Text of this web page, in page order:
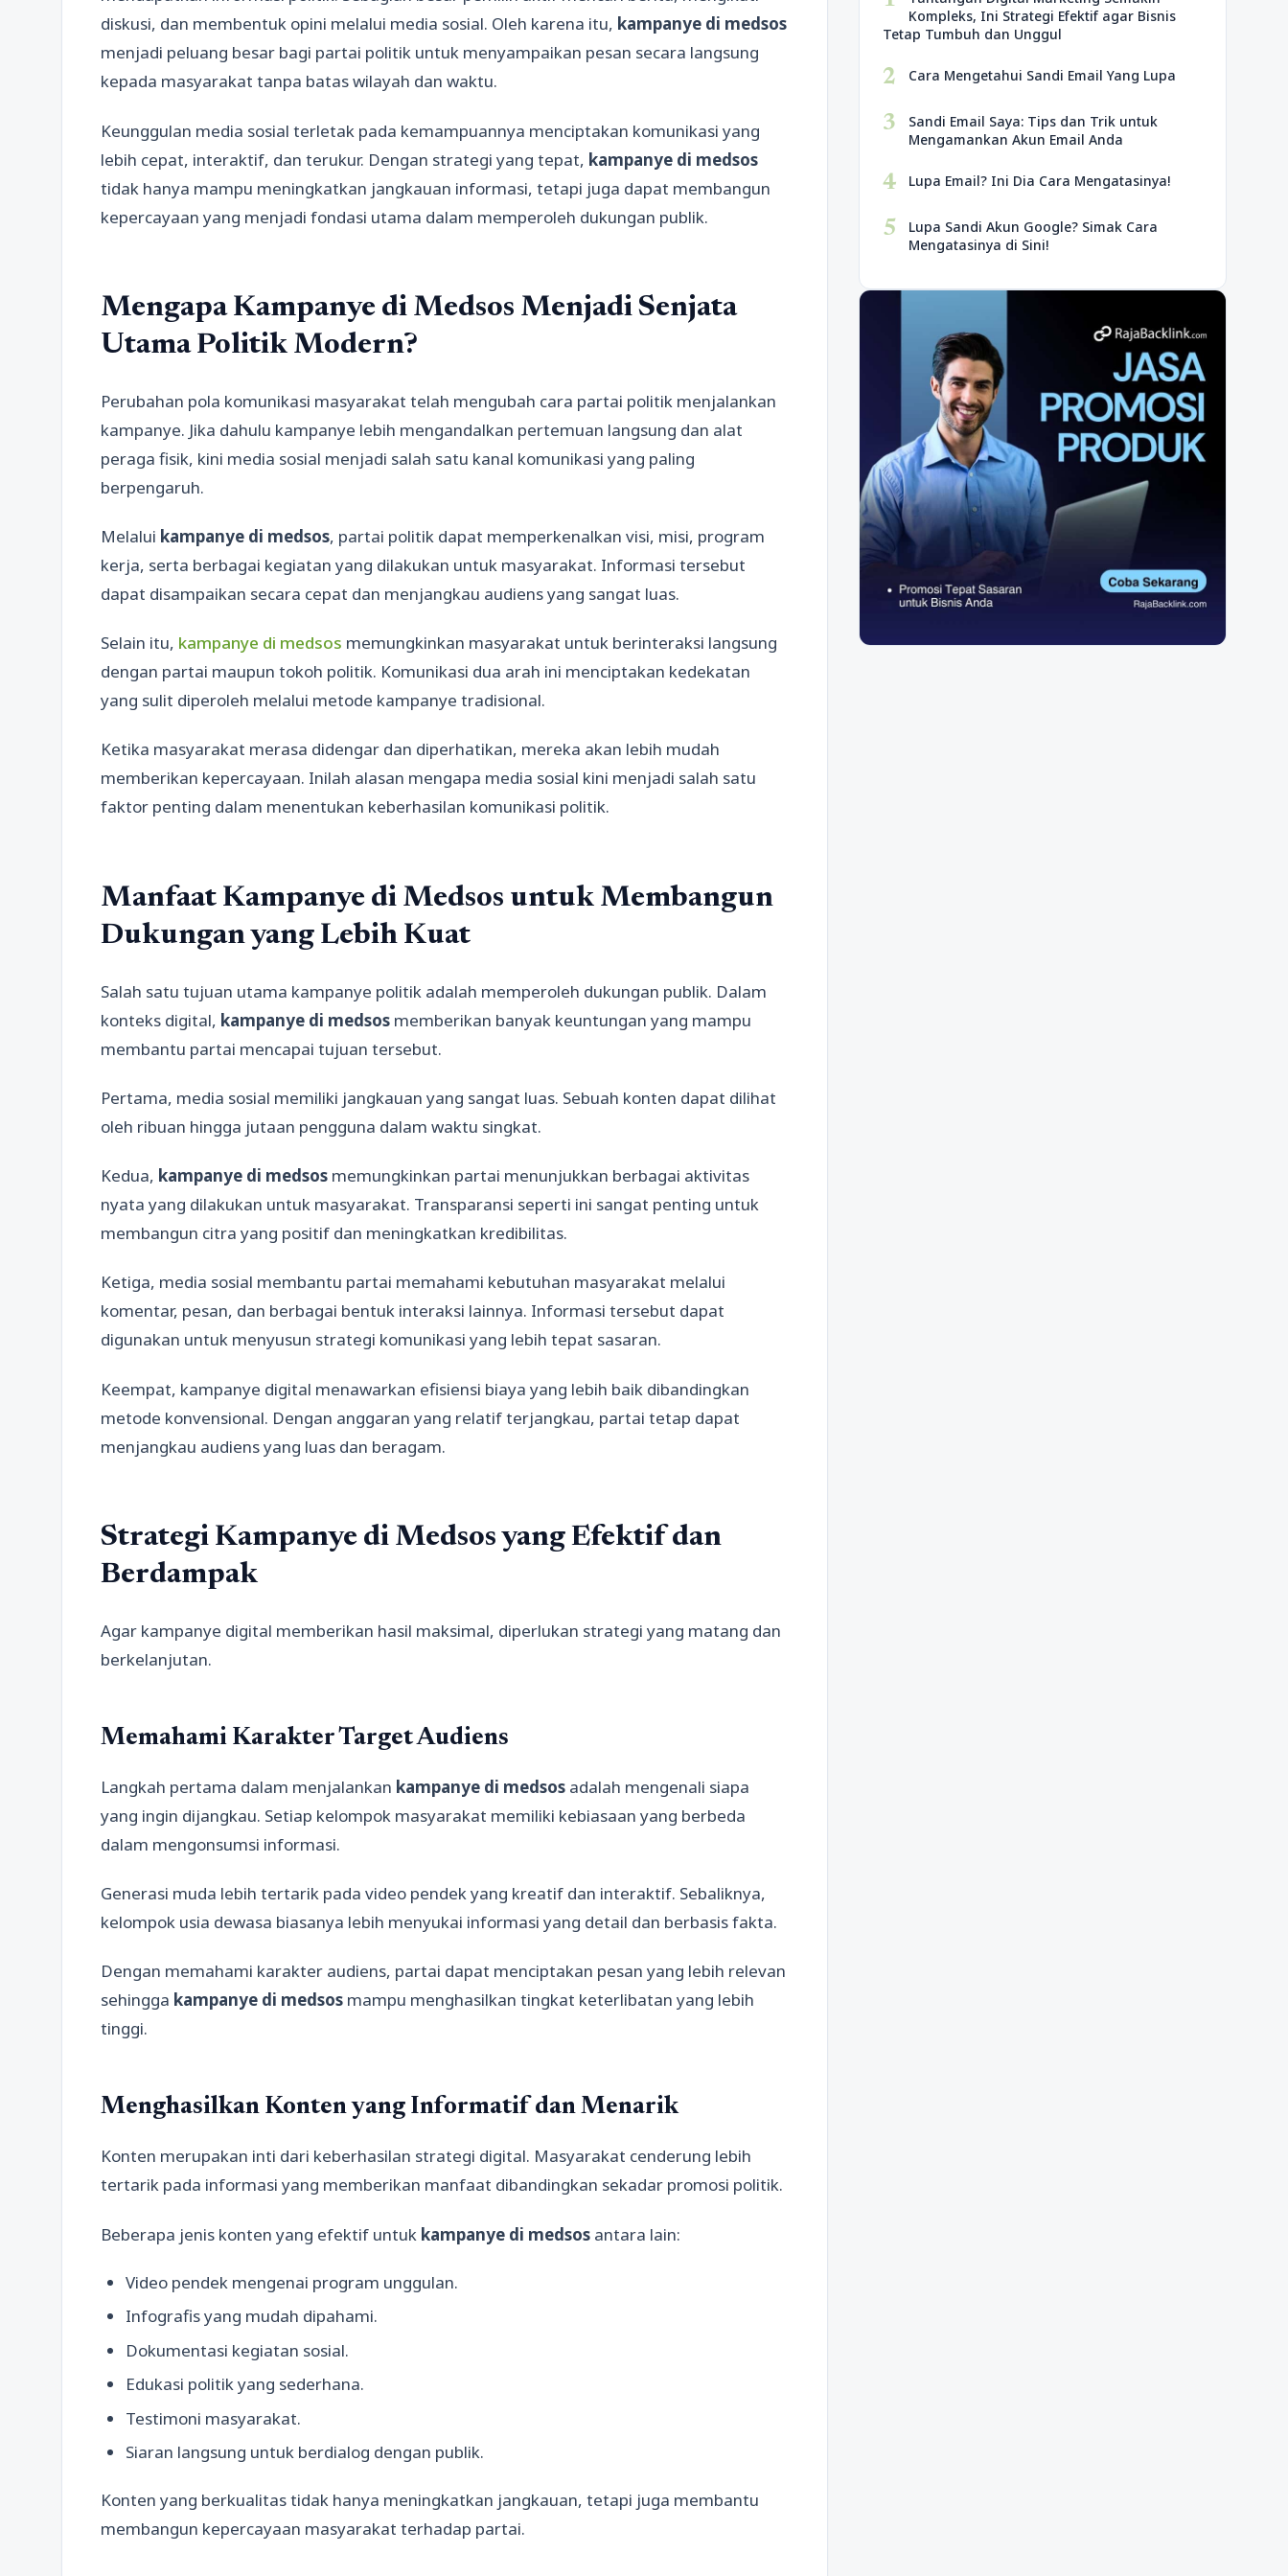
diskusi, dan membentuk opini melalui media sosial. Oleh karena itu, kampanye di medsos
menjadi peluang besar bagi partai politik untuk menyampaikan pesan secara langsung
kepada masyarakat tanpa batas wilayah dan waktu.
Keunggulan media sosial terletak pada kemampuannya menciptakan komunikasi yang
lebih cepat, interaktif, dan terukur. Dengan strategi yang tepat, kampanye di medsos
tidak hanya mampu meningkatkan jangkauan informasi, tetapi juga dapat membangun
kepercayaan yang menjadi fondasi utama dalam memperoleh dukungan publik.
Mengapa Kampanye di Medsos Menjadi Senjata
Utama Politik Modern?
Perubahan pola komunikasi masyarakat telah mengubah cara partai politik menjalankan
kampanye. Jika dahulu kampanye lebih mengandalkan pertemuan langsung dan alat
peraga fisik, kini media sosial menjadi salah satu kanal komunikasi yang paling
berpengaruh.
Melalui kampanye di medsos, partai politik dapat memperkenalkan visi, misi, program
kerja, serta berbagai kegiatan yang dilakukan untuk masyarakat. Informasi tersebut
dapat disampaikan secara cepat dan menjangkau audiens yang sangat luas.
Selain itu, kampanye di medsos memungkinkan masyarakat untuk berinteraksi langsung
dengan partai maupun tokoh politik. Komunikasi dua arah ini menciptakan kedekatan
yang sulit diperoleh melalui metode kampanye tradisional.
Ketika masyarakat merasa didengar dan diperhatikan, mereka akan lebih mudah
memberikan kepercayaan. Inilah alasan mengapa media sosial kini menjadi salah satu
faktor penting dalam menentukan keberhasilan komunikasi politik.
Manfaat Kampanye di Medsos untuk Membangun
Dukungan yang Lebih Kuat
Salah satu tujuan utama kampanye politik adalah memperoleh dukungan publik. Dalam
konteks digital, kampanye di medsos memberikan banyak keuntungan yang mampu
membantu partai mencapai tujuan tersebut.
Pertama, media sosial memiliki jangkauan yang sangat luas. Sebuah konten dapat dilihat
oleh ribuan hingga jutaan pengguna dalam waktu singkat.
Kedua, kampanye di medsos memungkinkan partai menunjukkan berbagai aktivitas
nyata yang dilakukan untuk masyarakat. Transparansi seperti ini sangat penting untuk
membangun citra yang positif dan meningkatkan kredibilitas.
Ketiga, media sosial membantu partai memahami kebutuhan masyarakat melalui
komentar, pesan, dan berbagai bentuk interaksi lainnya. Informasi tersebut dapat
digunakan untuk menyusun strategi komunikasi yang lebih tepat sasaran.
Keempat, kampanye digital menawarkan efisiensi biaya yang lebih baik dibandingkan
metode konvensional. Dengan anggaran yang relatif terjangkau, partai tetap dapat
menjangkau audiens yang luas dan beragam.
Strategi Kampanye di Medsos yang Efektif dan
Berdampak
Agar kampanye digital memberikan hasil maksimal, diperlukan strategi yang matang dan
berkelanjutan.
Memahami Karakter Target Audiens
Langkah pertama dalam menjalankan kampanye di medsos adalah mengenali siapa
yang ingin dijangkau. Setiap kelompok masyarakat memiliki kebiasaan yang berbeda
dalam mengonsumsi informasi.
Generasi muda lebih tertarik pada video pendek yang kreatif dan interaktif. Sebaliknya,
kelompok usia dewasa biasanya lebih menyukai informasi yang detail dan berbasis fakta.
Dengan memahami karakter audiens, partai dapat menciptakan pesan yang lebih relevan
sehingga kampanye di medsos mampu menghasilkan tingkat keterlibatan yang lebih
tinggi.
Menghasilkan Konten yang Informatif dan Menarik
Konten merupakan inti dari keberhasilan strategi digital. Masyarakat cenderung lebih
tertarik pada informasi yang memberikan manfaat dibandingkan sekadar promosi politik.
Beberapa jenis konten yang efektif untuk kampanye di medsos antara lain:
Video pendek mengenai program unggulan.
Infografis yang mudah dipahami.
Dokumentasi kegiatan sosial.
Edukasi politik yang sederhana.
Testimoni masyarakat.
Siaran langsung untuk berdialog dengan publik.
Konten yang berkualitas tidak hanya meningkatkan jangkauan, tetapi juga membantu
membangun kepercayaan masyarakat terhadap partai.
Kompleks, Ini Strategi Efektif agar Bisnis
Tetap Tumbuh dan Unggul
2 Cara Mengetahui Sandi Email Yang Lupa
3
Sandi Email Saya: Tips dan Trik untuk
Mengamankan Akun Email Anda
4 Lupa Email? Ini Dia Cara Mengatasinya!
5
Lupa Sandi Akun Google? Simak Cara
Mengatasinya di Sini!